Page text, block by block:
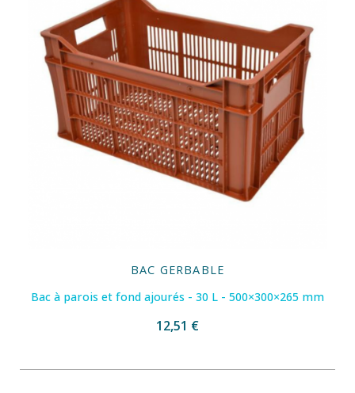
BAC GERBABLE
Bac à parois et fond ajourés - 30 L - 500×300×265 mm
12,51 €